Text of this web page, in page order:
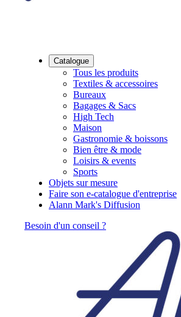
Catalogue
Tous les produits
Textiles & accessoires
Bureaux
Bagages & Sacs
High Tech
Maison
Gastronomie & boissons
Bien être & mode
Loisirs & events
Sports
Objets sur mesure
Faire son e-catalogue d'entreprise
Alann Mark's Diffusion
Besoin d'un conseil ?